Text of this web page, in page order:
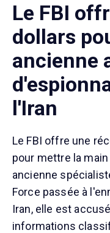
Le FBI
dollars
ancienne
l'Iran
Le FBI offre une
pour mettre la
ancienne
Force passée à
Iran, elle est
informations